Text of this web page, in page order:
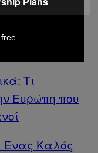
Τι
Ευρώπη που
Ένας Καλός